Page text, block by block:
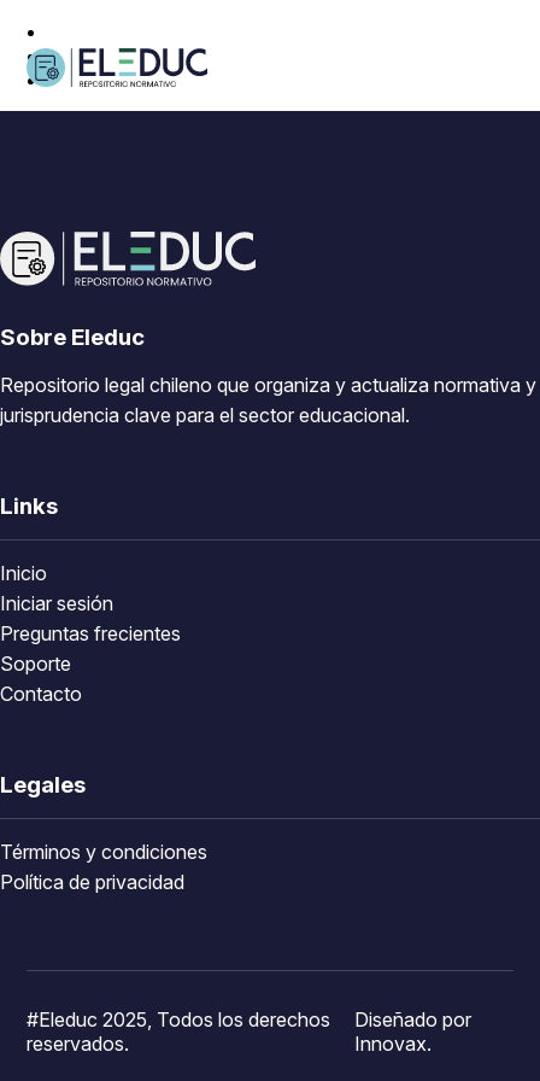
Sobre Eleduc
Repositorio legal chileno que organiza y actualiza normativa y
jurisprudencia clave para el sector educacional.
Links
Inicio
Iniciar sesión
Preguntas frecientes
Soporte
Contacto
Legales
Términos y condiciones
Política de privacidad
#Eleduc 2025, Todos los derechos
reservados.
Diseñado por
Innovax.